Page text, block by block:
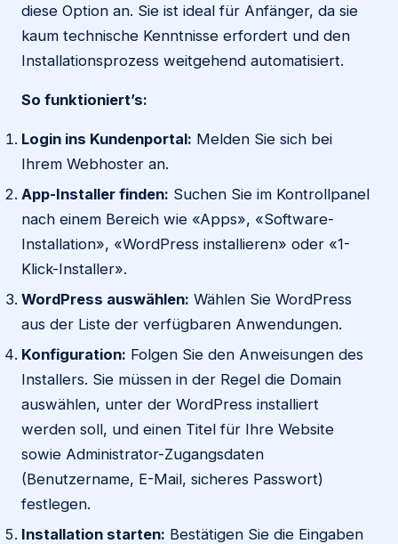
diese Option an. Sie ist ideal für Anfänger, da sie
kaum technische Kenntnisse erfordert und den
Installationsprozess weitgehend automatisiert.
So funktioniert’s:
Login ins Kundenportal: Melden Sie sich bei
Ihrem Webhoster an.
App-Installer finden: Suchen Sie im Kontrollpanel
nach einem Bereich wie «Apps», «Software-
Installation», «WordPress installieren» oder «1-
Klick-Installer».
WordPress auswählen: Wählen Sie WordPress
aus der Liste der verfügbaren Anwendungen.
Konfiguration: Folgen Sie den Anweisungen des
Installers. Sie müssen in der Regel die Domain
auswählen, unter der WordPress installiert
werden soll, und einen Titel für Ihre Website
sowie Administrator-Zugangsdaten
(Benutzername, E-Mail, sicheres Passwort)
festlegen.
Installation starten: Bestätigen Sie die Eingaben